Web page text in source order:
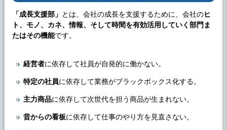
「成長支援部」 とは、会社の成長を支援するために、会社のヒ
ト、モノ、カネ、情報、そして時間を有効活用していく部門ま
たはその機能です。
経営者に依存して社員が自発的に働かない。
特定の社員に依存して業務がブラックボックス化する。
主力商品に依存して次世代を担う商品が生まれない。
昔からの看板に依存して仕事のやり方を見直さない。